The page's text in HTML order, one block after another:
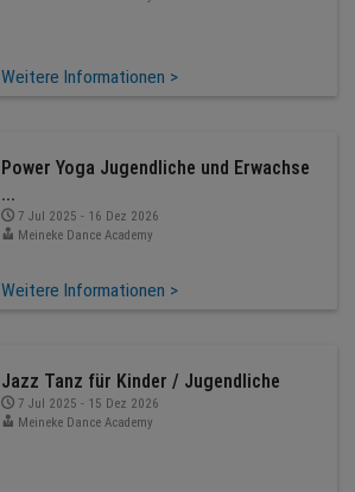
Weitere Informationen >
Power Yoga Jugendliche und Erwachse
...
7 Jul 2025 - 16 Dez 2026
Meineke Dance Academy
Weitere Informationen >
Jazz Tanz für Kinder / Jugendliche
7 Jul 2025 - 15 Dez 2026
Meineke Dance Academy